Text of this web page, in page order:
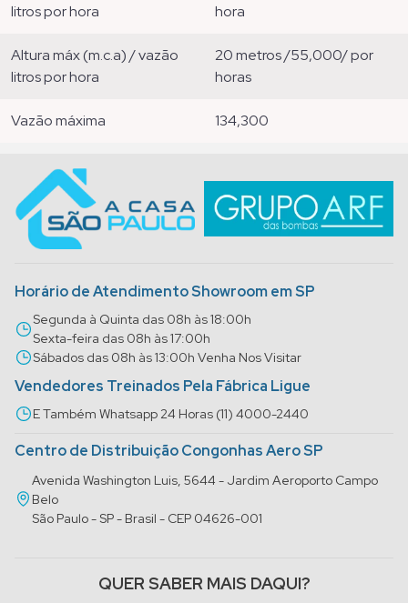
litros por hora
hora
altura máx (m.c.a) / vazão
litros por hora
20 metros /55,000/ por
horas
vazão máxima 134,300
Horário de Atendimento Showroom em SP
Segunda à Quinta das 08h às 18:00h
Sexta-feira das 08h às 17:00h
Sábados das 08h às 13:00h Venha Nos Visitar
Vendedores Treinados Pela Fábrica Ligue
E Também Whatsapp 24 Horas (11) 4000-2440
Centro de Distribuição Congonhas Aero SP
Avenida Washington Luis, 5644 - Jardim Aeroporto Campo
Belo
São Paulo - SP - Brasil - CEP 04626-001
QUER SABER MAIS DAQUI?